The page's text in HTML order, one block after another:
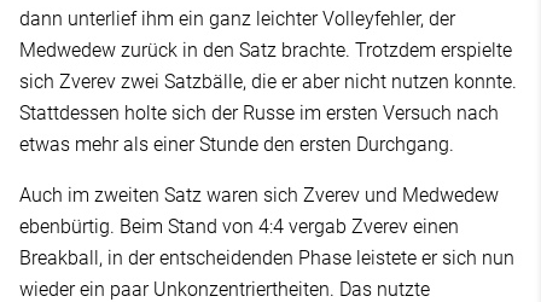
dann unterlief ihm ein ganz leichter Volleyfehler, der
Medwedew zurück in den Satz brachte. Trotzdem erspielte
sich Zverev zwei Satzbälle, die er aber nicht nutzen konnte.
Stattdessen holte sich der Russe im ersten Versuch nach
etwas mehr als einer Stunde den ersten Durchgang.
Auch im zweiten Satz waren sich Zverev und Medwedew
ebenbürtig. Beim Stand von 4:4 vergab Zverev einen
Breakball, in der entscheidenden Phase leistete er sich nun
wieder ein paar Unkonzentriertheiten. Das nutzte